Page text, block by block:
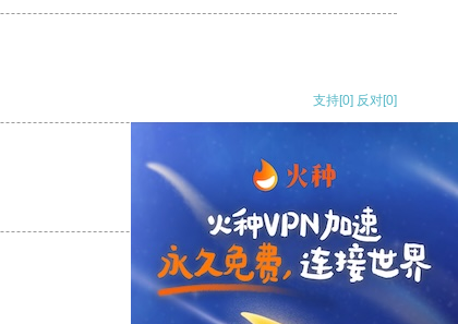
支持[0] 反对[0]
支持 反对
[0]